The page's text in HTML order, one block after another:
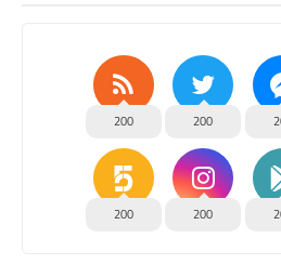
200
200
200
200